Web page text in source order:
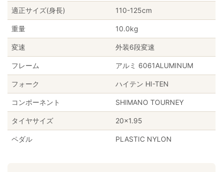
適正サイズ(身長) 110-125cm
重量 10.0kg
変速 外装6段変速
フレーム アルミ 6061ALUMINUM
フォーク ハイテン HI-TEN
コンポーネント SHIMANO TOURNEY
タイヤサイズ 20×1.95
ペダル PLASTIC NYLON